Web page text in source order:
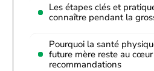
Les étapes clés et
connaître pendant la
Pourquoi la santé
future mère reste au
recommandations